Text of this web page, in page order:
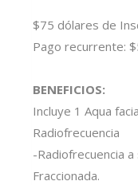
$75 dólares de
Pago recurrente:
BENEFICIOS:
Incluye 1 Aqua
Radiofrecuencia
-Radiofrecuencia
Fraccionada.